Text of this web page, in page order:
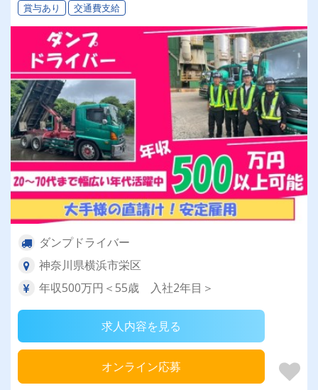
賞与あり 交通費支給
ダンプドライバー
神奈川県横浜市栄区
年収500万円＜55歳 入社2年目＞
求人内容を見る
オンライン応募